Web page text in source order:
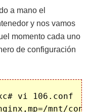
a mano el
y nos vamos
momento cada uno
de configuración
vi 106.conf